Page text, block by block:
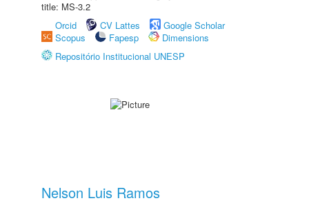
title: MS-3.2
Orcid
CV Lattes
Google Scholar
Scopus
Fapesp
Dimensions
Repositório Institucional UNESP
Nelson Luis Ramos